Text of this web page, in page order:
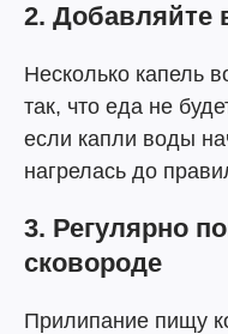
2. Добавляйте
Несколько капель
так, что еда не
если капли воды
нагрелась до
3. Регулярно
сковороде
Прилипание пищу